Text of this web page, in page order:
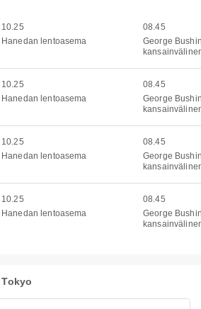
10.25
Hanedan lentoasema
08.45
George
10.25
Hanedan lentoasema
08.45
George
10.25
Hanedan lentoasema
08.45
George
10.25
Hanedan lentoasema
08.45
George